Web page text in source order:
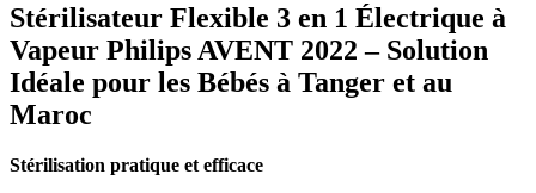
Stérilisateur Flexible 3 en 1 Électrique à
Vapeur Philips AVENT 2022 – Solution
Idéale pour les Bébés à Tanger et au
Maroc
Stérilisation pratique et efficace